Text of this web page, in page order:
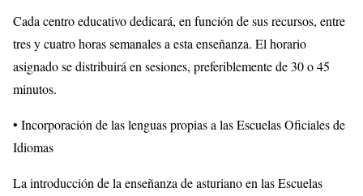
Cada centro educativo dedicará, en función de sus recursos, entre
tres y cuatro horas semanales a esta enseñanza. El horario
asignado se distribuirá en sesiones, preferiblemente de 30 o 45
minutos.
• Incorporación de las lenguas propias a las Escuelas Oficiales de
Idiomas
La introducción de la enseñanza de asturiano en las Escuelas